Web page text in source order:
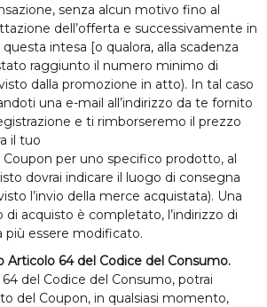
senza alcun motivo fino al
dell’offerta e successivamente in
intesa [o qualora, alla scadenza
raggiunto il numero minimo di
dalla promozione in atto). In tal caso
una e-mail all’indirizzo da te fornito
e ti rimborseremo il prezzo
il tuo
per uno specifico prodotto, al
dovrai indicare il luogo di consegna
l’invio della merce acquistata). Una
di acquisto è completato, l’indirizzo di
più essere modificato.
Articolo 64 del Codice del Consumo.
64 del Codice del Consumo, potrai
del Coupon, in qualsiasi momento,